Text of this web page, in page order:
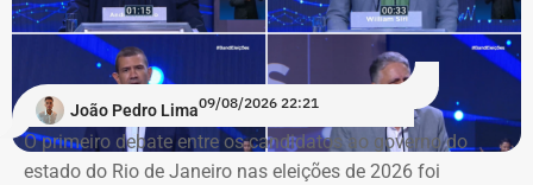
João Pedro Lima09/08/2026 22:21
O primeiro debate entre os candidatos ao governo do
estado do Rio de Janeiro nas eleições de 2026 foi